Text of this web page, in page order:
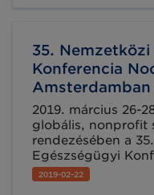
gyártói,
terén, és szeretne
változásokra, jöjjön
35.
Konferencia
Amsterdamban
2019. március 26-
globális, nonprofit
rendezésében a
Egészségügyi
Hollandiában. A
közel 40 országból
2019-02-22